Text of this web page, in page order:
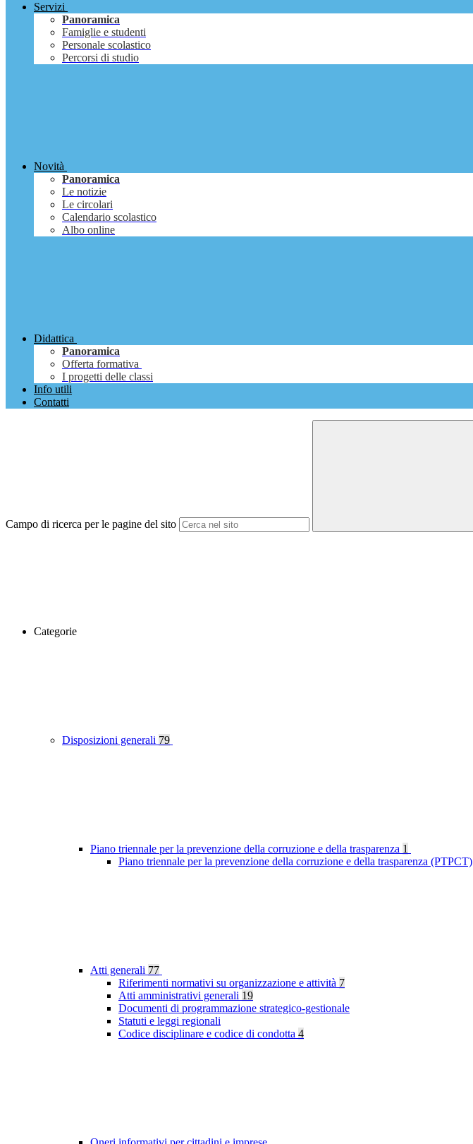
Servizi
Panoramica
Famiglie e studenti
Personale scolastico
Percorsi di studio
Novità
Panoramica
Le notizie
Le circolari
Calendario scolastico
Albo online
Didattica
Panoramica
Offerta formativa
I progetti delle classi
Info utili
Contatti
Campo di ricerca per le pagine del sito
Categorie
Disposizioni generali 79
Piano triennale per la prevenzione della corruzione e della trasparenza 1
Piano triennale per la prevenzione della corruzione e della trasparenza (PTPCT)
Atti generali 77
Riferimenti normativi su organizzazione e attività 7
Atti amministrativi generali 19
Documenti di programmazione strategico-gestionale
Statuti e leggi regionali
Codice disciplinare e codice di condotta 4